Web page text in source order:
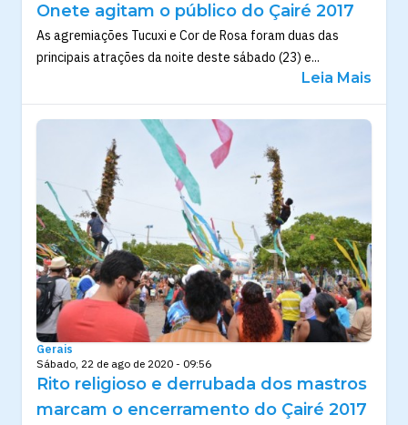
Onete agitam o público do Çairé 2017
As agremiações Tucuxi e Cor de Rosa foram duas das
principais atrações da noite deste sábado (23) e...
Leia Mais
Gerais
Sábado, 22 de ago de 2020 - 09:56
Rito religioso e derrubada dos mastros
marcam o encerramento do Çairé 2017